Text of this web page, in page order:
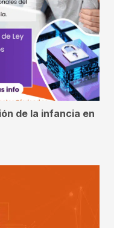
de la infancia en